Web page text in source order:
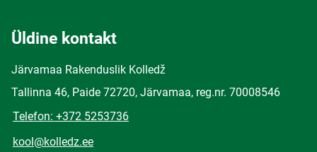
Üldine kontakt
Järvamaa Rakenduslik Kolledž
Tallinna 46, Paide 72720, Järvamaa, reg.nr. 70008546
Telefon: +372 5253736
kool@kolledz.ee